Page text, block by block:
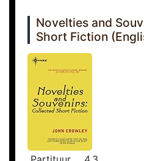
Novelties and
Short Fiction